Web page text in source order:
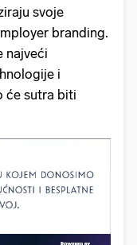
svoje
branding.
najveći
i
će sutra biti